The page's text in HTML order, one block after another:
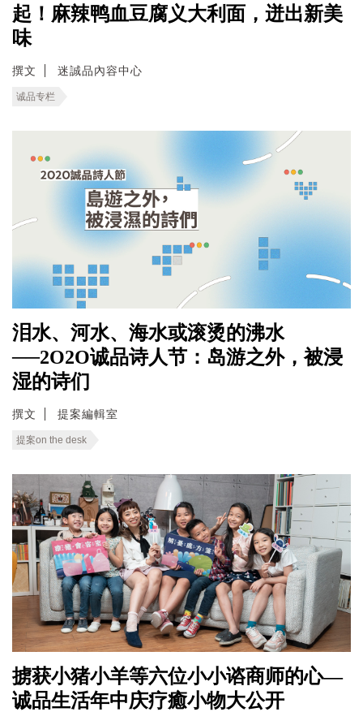
起！麻辣鸭血豆腐义大利面，迸出新美
味
撰文 迷誠品內容中心
诚品专栏
泪水、河水、海水或滚烫的沸水
──2O2O诚品诗人节：岛游之外，被浸
湿的诗们
撰文 提案編輯室
提案on the desk
掳获小猪小羊等六位小小谘商师的心—
诚品生活年中庆疗癒小物大公开